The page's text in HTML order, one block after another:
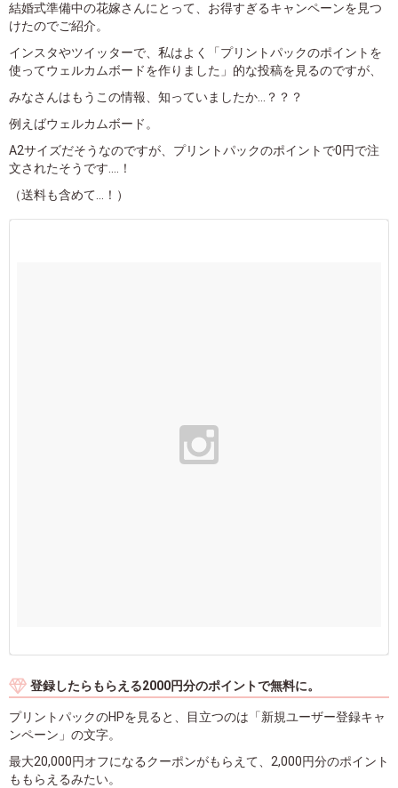
結婚式準備中の花嫁さんにとって、お得すぎるキャンペーンを見つ
けたのでご紹介。
インスタやツイッターで、私はよく「プリントパックのポイントを
使ってウェルカムボードを作りました」的な投稿を見るのですが、
みなさんはもうこの情報、知っていましたか...？？？
例えばウェルカムボード。
A2サイズだそうなのですが、プリントパックのポイントで0円で注
文されたそうです....！
（送料も含めて...！）
登録したらもらえる2000円分のポイントで無料に。
プリントパックのHPを見ると、目立つのは「新規ユーザー登録キャ
ンペーン」の文字。
最大20,000円オフになるクーポンがもらえて、2,000円分のポイント
ももらえるみたい。